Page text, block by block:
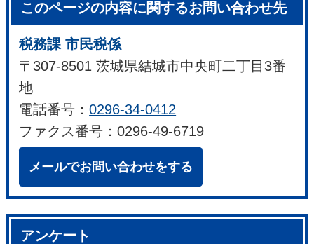
このページの内容に関するお問い合わせ先
税務課 市民税係
〒307-8501 茨城県結城市中央町二丁目3番
地
電話番号：0296-34-0412
ファクス番号：0296-49-6719
メールでお問い合わせをする
アンケート